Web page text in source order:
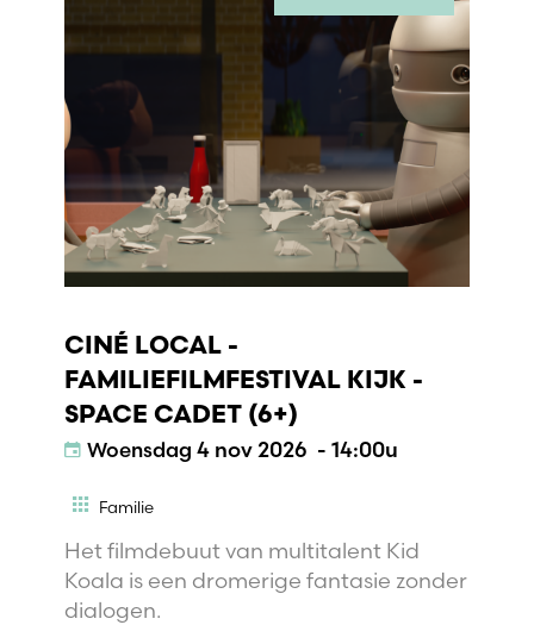
CINÉ LOCAL -
FAMILIEFILMFESTIVAL KIJK -
SPACE CADET (6+)
Woensdag 4 nov 2026 - 14:00u
Familie
Het filmdebuut van multitalent Kid
Koala is een dromerige fantasie zonder
dialogen.